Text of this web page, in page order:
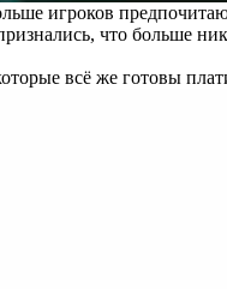
игроков
что больше
всё же готовы